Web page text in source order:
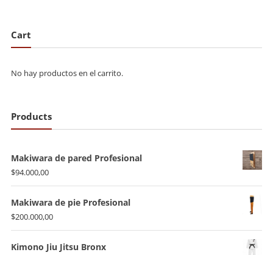
Cart
No hay productos en el carrito.
Products
Makiwara de pared Profesional
$94.000,00
Makiwara de pie Profesional
$200.000,00
Kimono Jiu Jitsu Bronx